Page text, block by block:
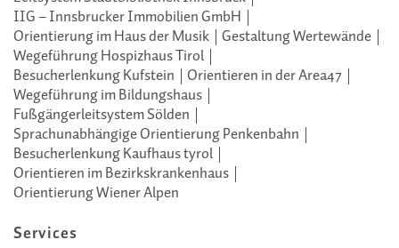
IIG – Innsbrucker Immobilien GmbH
Orientierung im Haus der Musik Gestaltung Wertewände
Wegeführung Hospizhaus Tirol
Besucherlenkung Kufstein Orientieren in der Area47
Wegeführung im Bildungshaus
Fußgängerleitsystem Sölden
Sprachunabhängige Orientierung Penkenbahn
Besucherlenkung Kaufhaus tyrol
Orientieren im Bezirkskrankenhaus
Orientierung Wiener Alpen
Services